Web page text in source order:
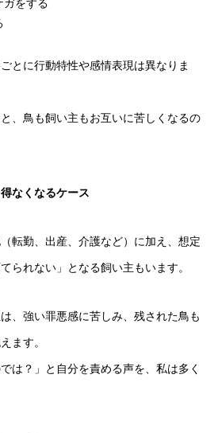
ガをする
とに行動特性や感情表現は異なりま
、鳥も飼い主もお互いに苦しくなるの
なくなるケース
転勤、出産、介護など）に加え、想定
られない」となる飼い主もいます。
、強い罪悪感に苦しみ、残された鳥も
ます。
は？」と自分を責める声を、私は多く